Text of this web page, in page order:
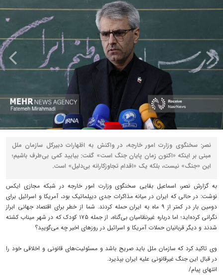
نصر: سخنگوی وزارت امور خارجه، در واکنش به اظهارات دبیرکل سازمان ملل
مبنی بر اینکه «اکنون زمان پایان جنگ است» گفت: بیایید کمی بی‌طرف باشیم؛
این «جنگ» نیست، بلکه یک «اقدام تجاوزکارانه بی‌دلیل» است.
به گزارش نصر، اسماعیل بقایی سخنگوی‌ وزارت امور خارجه در شبکه مجازی ایکس
نوشت: در حالی که ایران در میانه مذاکرات جدی دیپلماتیک بود، آمریکا و اسرائیل برای
دومین بار در کمتر از ۹ ماه به ایران حمله کردند. شما از خطر برای اقتصاد جهانی ابراز
نگرانی کرده‌اید؛ اما درباره غیرنظامیان بی‌گناه، از جمله ۱۷۵ کودک که در شهر میناب کشته
شدند و دیگر قربانیان حملات آمریکا و اسرائیل در روزهای اخیر چه می‌گویید؟
وی تاکید کرد که سازمان ملل باید صریح باشد و مسئولیت‌های قانونی و اخلاقی خود را
در قبال این جنگ غیرقانونی علیه ایران بپذیرد.
انتهای پیام/